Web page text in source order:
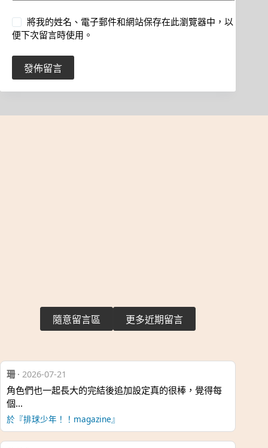
將我的姓名、電子郵件和網站保存在此瀏覽器中，以
便下次留言時使用。
發佈留言
隨意留言區 更多近期留言
珊· 2026-07-21
角色們也一起長大的完結後追加設定真的很棒，覺得每
個…
於『排球少年！！magazine』